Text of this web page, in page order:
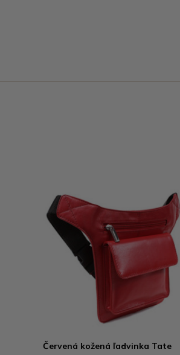
Červená kožená ľadvinka Tate